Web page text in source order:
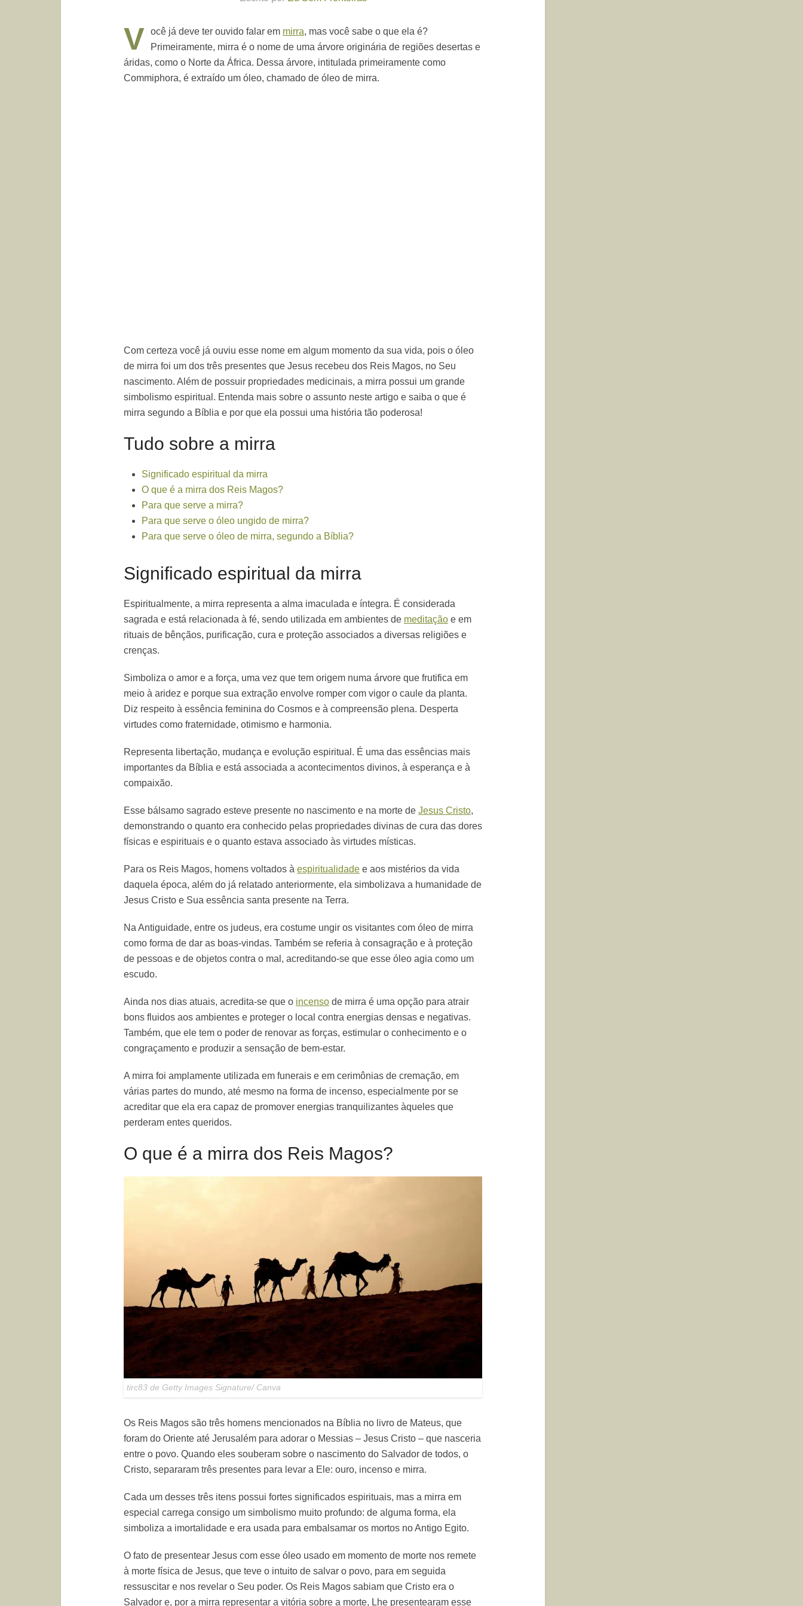
V ocê já deve ter ouvido falar em mirra, mas você sabe o que ela é?
Primeiramente, mirra é o nome de uma árvore originária de regiões desertas e
áridas, como o Norte da África. Dessa árvore, intitulada primeiramente como
Commiphora, é extraído um óleo, chamado de óleo de mirra.
Com certeza você já ouviu esse nome em algum momento da sua vida, pois o óleo
de mirra foi um dos três presentes que Jesus recebeu dos Reis Magos, no Seu
nascimento. Além de possuir propriedades medicinais, a mirra possui um grande
simbolismo espiritual. Entenda mais sobre o assunto neste artigo e saiba o que é
mirra segundo a Bíblia e por que ela possui uma história tão poderosa!
Tudo sobre a mirra
Significado espiritual da mirra
O que é a mirra dos Reis Magos?
Para que serve a mirra?
Para que serve o óleo ungido de mirra?
Para que serve o óleo de mirra, segundo a Bíblia?
Significado espiritual da mirra
Espiritualmente, a mirra representa a alma imaculada e íntegra. É considerada
sagrada e está relacionada à fé, sendo utilizada em ambientes de meditação e em
rituais de bênçãos, purificação, cura e proteção associados a diversas religiões e
crenças.
Simboliza o amor e a força, uma vez que tem origem numa árvore que frutifica em
meio à aridez e porque sua extração envolve romper com vigor o caule da planta.
Diz respeito à essência feminina do Cosmos e à compreensão plena. Desperta
virtudes como fraternidade, otimismo e harmonia.
Representa libertação, mudança e evolução espiritual. É uma das essências mais
importantes da Bíblia e está associada a acontecimentos divinos, à esperança e à
compaixão.
Esse bálsamo sagrado esteve presente no nascimento e na morte de Jesus Cristo,
demonstrando o quanto era conhecido pelas propriedades divinas de cura das dores
físicas e espirituais e o quanto estava associado às virtudes místicas.
Para os Reis Magos, homens voltados à espiritualidade e aos mistérios da vida
daquela época, além do já relatado anteriormente, ela simbolizava a humanidade de
Jesus Cristo e Sua essência santa presente na Terra.
Na Antiguidade, entre os judeus, era costume ungir os visitantes com óleo de mirra
como forma de dar as boas-vindas. Também se referia à consagração e à proteção
de pessoas e de objetos contra o mal, acreditando-se que esse óleo agia como um
escudo.
Ainda nos dias atuais, acredita-se que o incenso de mirra é uma opção para atrair
bons fluidos aos ambientes e proteger o local contra energias densas e negativas.
Também, que ele tem o poder de renovar as forças, estimular o conhecimento e o
congraçamento e produzir a sensação de bem-estar.
A mirra foi amplamente utilizada em funerais e em cerimônias de cremação, em
várias partes do mundo, até mesmo na forma de incenso, especialmente por se
acreditar que ela era capaz de promover energias tranquilizantes àqueles que
perderam entes queridos.
O que é a mirra dos Reis Magos?
tirc83 de Getty Images Signature/ Canva
Os Reis Magos são três homens mencionados na Bíblia no livro de Mateus, que
foram do Oriente até Jerusalém para adorar o Messias – Jesus Cristo – que nasceria
entre o povo. Quando eles souberam sobre o nascimento do Salvador de todos, o
Cristo, separaram três presentes para levar a Ele: ouro, incenso e mirra.
Cada um desses três itens possui fortes significados espirituais, mas a mirra em
especial carrega consigo um simbolismo muito profundo: de alguma forma, ela
simboliza a imortalidade e era usada para embalsamar os mortos no Antigo Egito.
O fato de presentear Jesus com esse óleo usado em momento de morte nos remete
à morte física de Jesus, que teve o intuito de salvar o povo, para em seguida
ressuscitar e nos revelar o Seu poder. Os Reis Magos sabiam que Cristo era o
Salvador e, por a mirra representar a vitória sobre a morte, Lhe presentearam esse